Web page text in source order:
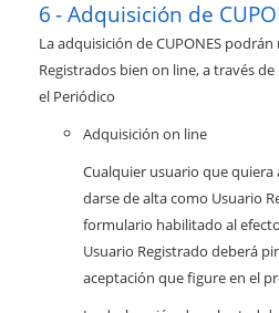
Adquisición de
La adquisición de CUPONES
Registrados bien on line, a través
el Periódico
Adquisición on line
Cualquier usuario que
darse de alta como Usuario
formulario habilitado al
Usuario Registrado deberá
aceptación que figure en el